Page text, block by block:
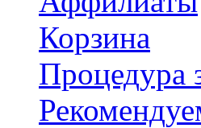
Корзина
Процедура